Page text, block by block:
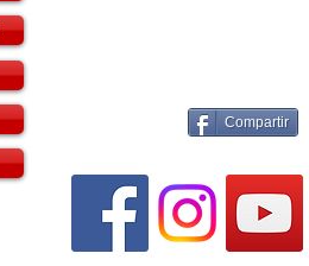
Compartir